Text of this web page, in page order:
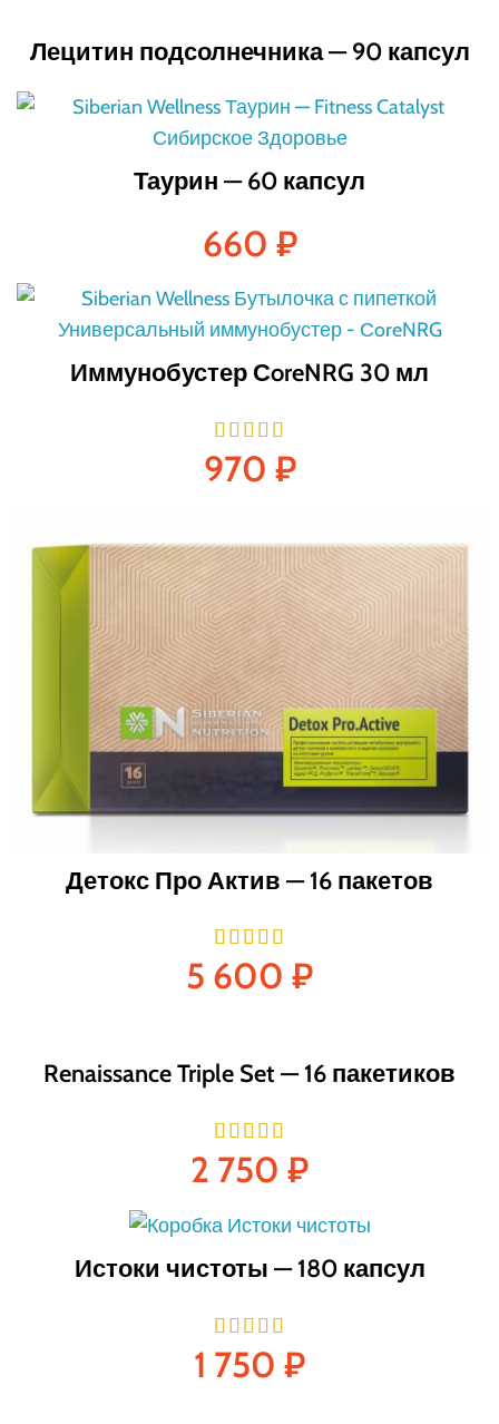
Лецитин подсолнечника — 90 капсул
Таурин — 60 капсул
660 ₽
Иммунобустер СoreNRG 30 мл
970 ₽
Детокс Про Актив — 16 пакетов
5 600 ₽
Renaissance Triple Set — 16 пакетиков
2 750 ₽
Истоки чистоты — 180 капсул
1 750 ₽